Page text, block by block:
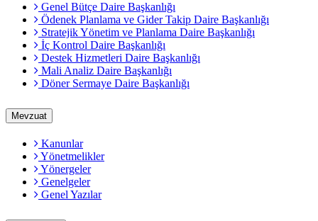
Genel Bütçe Daire Başkanlığı
Ödenek Planlama ve Gider Takip Daire Başkanlığı
Stratejik Yönetim ve Planlama Daire Başkanlığı
İç Kontrol Daire Başkanlığı
Destek Hizmetleri Daire Başkanlığı
Mali Analiz Daire Başkanlığı
Döner Sermaye Daire Başkanlığı
Mevzuat
Kanunlar
Yönetmelikler
Yönergeler
Genelgeler
Genel Yazılar